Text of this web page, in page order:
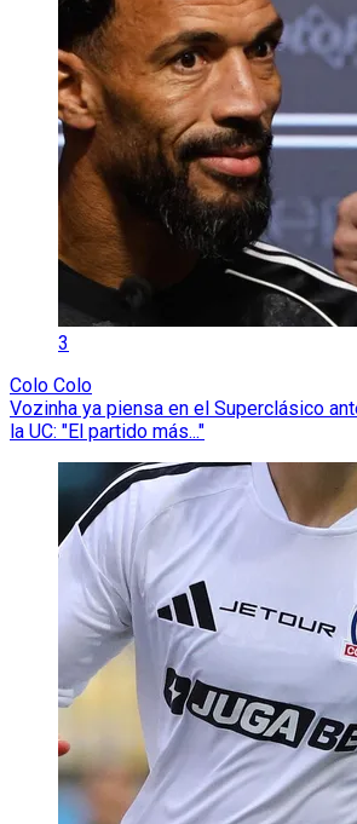
3
Colo Colo
Vozinha ya piensa en el Superclásico
la UC: "El partido más..."